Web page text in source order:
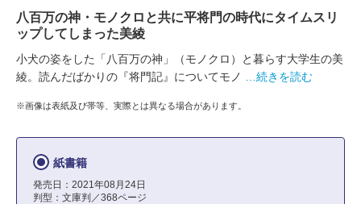
八百万の神・モノクロと共に平将門の時代にタイムスリ
ップしてしまった美綾
小犬の姿をした「八百万の神」（モノクロ）と暮らす大学生の美
綾。読んだばかりの『将門記』についてモノ
…続きを読む
※画像は表紙及び帯等、実際とは異なる場合があります。
紙書籍
発売日：2021年08月24日
判型：文庫判／368ページ